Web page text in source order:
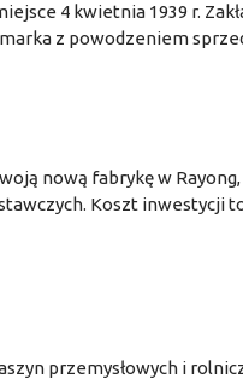
4 kwietnia 1939 r.
z powodzeniem
nową fabrykę w Rayong,
Koszt inwestycji
przemysłowych i